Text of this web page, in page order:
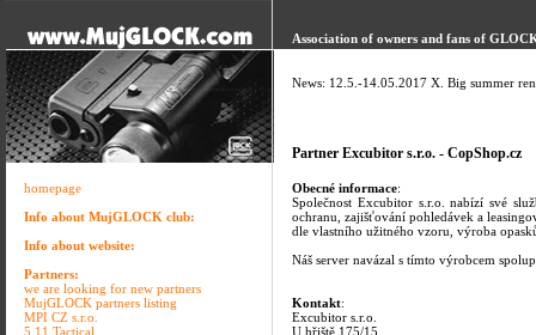
Association of owners and fans of
News: 12.5.-14.05.2017 X. Big summer
Partner Excubitor s.r.o. - CopShop.cz
homepage
Info about MujGLOCK club:
Info about website:
Partners:
we are looking for new partners
MujGLOCK partners listing
MPI CZ s.r.o.
5.11 Tactical
Obecné informace:
Společnost Excubitor s.r.o. nabízí své
ochranu, zajišťování pohledávek a
dle vlastního užitného vzoru, výroba
Náš server navázal s tímto výrobcem
Kontakt:
Excubitor s.r.o.
U hřiště 175/15